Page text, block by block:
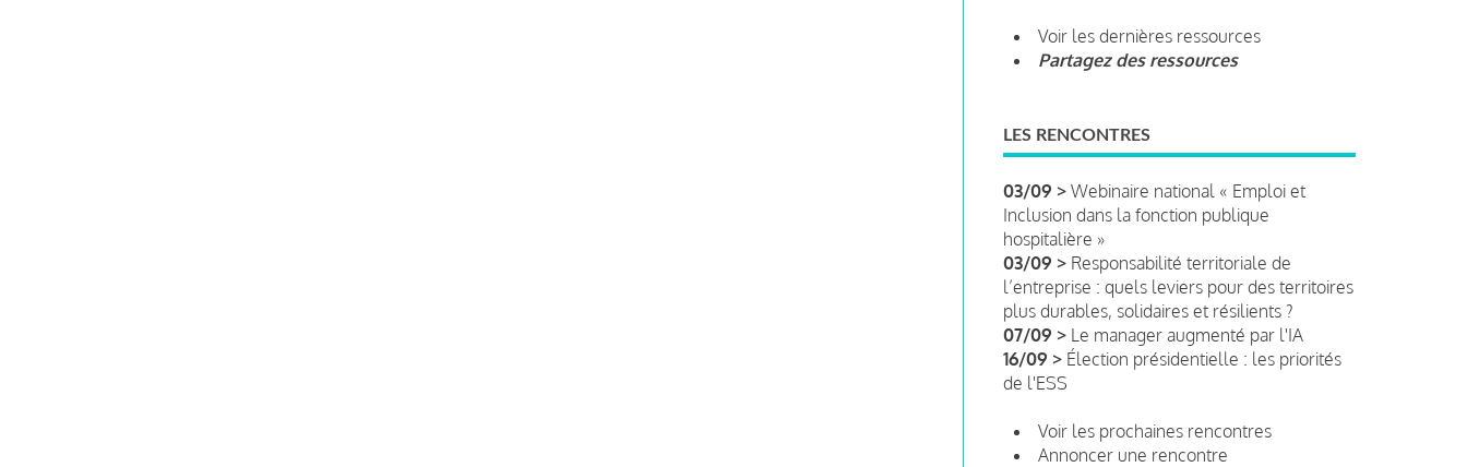
Voir les dernières ressources
Partagez des ressources
LES RENCONTRES
03/09 > Webinaire national « Emploi et
Inclusion dans la fonction publique
hospitalière »
03/09 > Responsabilité territoriale de
l’entreprise : quels leviers pour des territoires
plus durables, solidaires et résilients ?
07/09 > Le manager augmenté par l'IA
16/09 > Élection présidentielle : les priorités
de l'ESS
Voir les prochaines rencontres
Annoncer une rencontre